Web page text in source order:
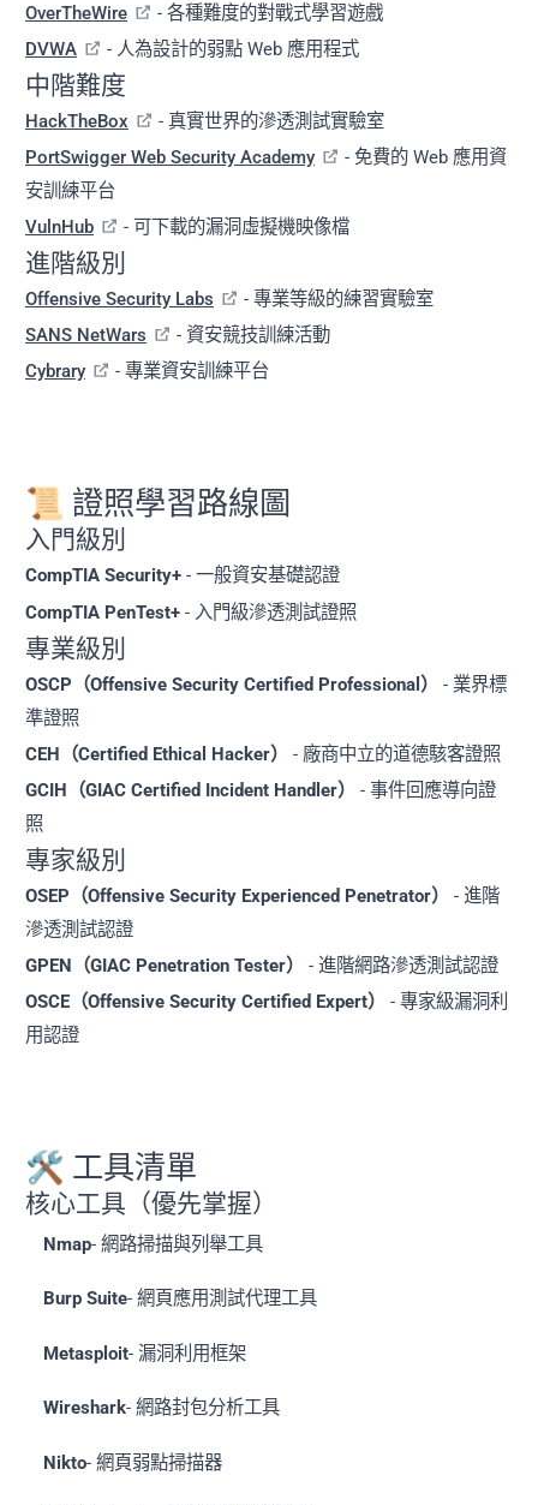
OverTheWire
- 各種難度的對戰式學習遊戲
DVWA
- 人為設計的弱點 Web 應用程式
中階難度
HackTheBox
- 真實世界的滲透測試實驗室
PortSwigger Web Security Academy
- 免費的 Web 應用資
安訓練平台
VulnHub
- 可下載的漏洞虛擬機映像檔
進階級別
Offensive Security Labs
- 專業等級的練習實驗室
SANS NetWars
- 資安競技訓練活動
Cybrary
- 專業資安訓練平台
📜 證照學習路線圖
入門級別
CompTIA Security+ - 一般資安基礎認證
CompTIA PenTest+ - 入門級滲透測試證照
專業級別
OSCP（Offensive Security Certified Professional）
- 業界標
準證照
CEH（Certified Ethical Hacker）
- 廠商中立的道德駭客證照
GCIH（GIAC Certified Incident Handler）
- 事件回應導向證
照
專家級別
OSEP（Offensive Security Experienced Penetrator）
- 進階
滲透測試認證
GPEN（GIAC Penetration Tester）
- 進階網路滲透測試認證
OSCE（Offensive Security Certified Expert）
- 專家級漏洞利
用認證
🛠️ 工具清單
核心工具（優先掌握）
Nmap- 網路掃描與列舉工具
Burp Suite- 網頁應用測試代理工具
Metasploit- 漏洞利用框架
Wireshark- 網路封包分析工具
Nikto- 網頁弱點掃描器